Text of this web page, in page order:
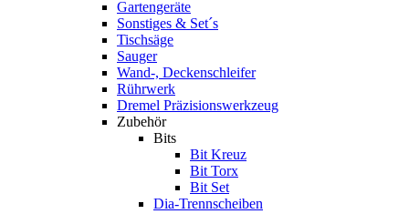
Gartengeräte
Sonstiges & Set´s
Tischsäge
Sauger
Wand-, Deckenschleifer
Rührwerk
Dremel Präzisionswerkzeug
Zubehör
Bits
Bit Kreuz
Bit Torx
Bit Set
Dia-Trennscheiben